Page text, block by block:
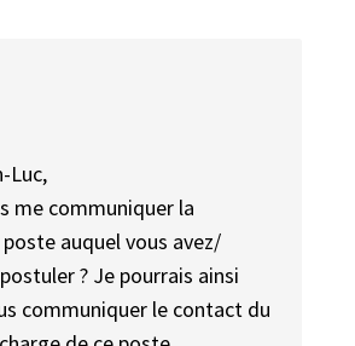
Luc,
me communiquer la
auquel vous avez/
? Je pourrais ainsi
communiquer le contact du